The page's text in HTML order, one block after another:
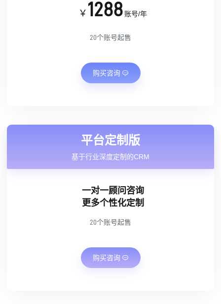
© 2013-2023 scrm.com All Rights Reserved
￥ 1288 账号/年
20个账号起售
购买咨询
平台定制版
基于行业深度定制的CRM
一对一顾问咨询
更多个性化定制
20个账号起售
购买咨询